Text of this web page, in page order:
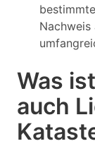
Nachweis
Was
auch